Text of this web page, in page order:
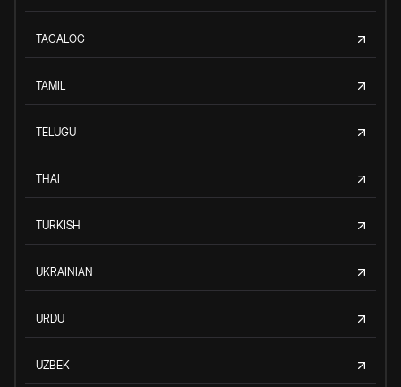
TAGALOG
TAMIL
TELUGU
THAI
TURKISH
UKRAINIAN
URDU
UZBEK